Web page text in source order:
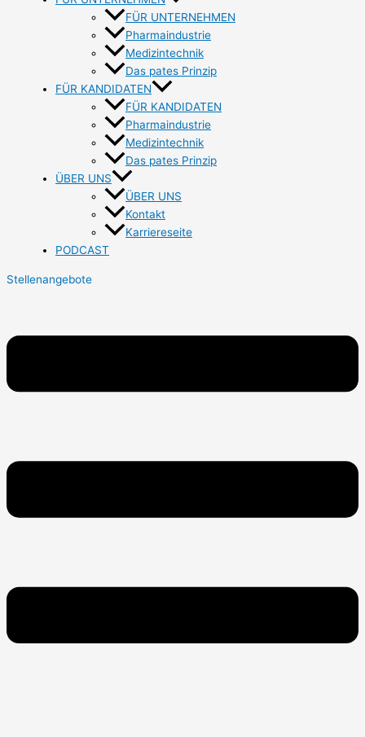
FÜR UNTERNEHMEN
Pharmaindustrie
Medizintechnik
Das pates Prinzip
FÜR KANDIDATEN
FÜR KANDIDATEN
Pharmaindustrie
Medizintechnik
Das pates Prinzip
ÜBER UNS
ÜBER UNS
Kontakt
Karriereseite
PODCAST
Stellenangebote